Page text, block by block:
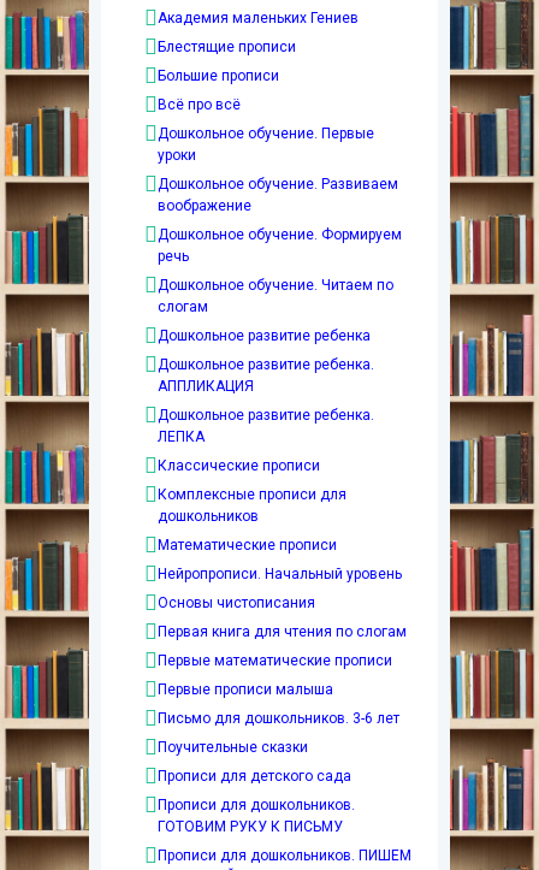
Академия маленьких Гениев
Блестящие прописи
Большие прописи
Всё про всё
Дошкольное обучение. Первые
уроки
Дошкольное обучение. Развиваем
воображение
Дошкольное обучение. Формируем
речь
Дошкольное обучение. Читаем по
слогам
Дошкольное развитие ребенка
Дошкольное развитие ребенка.
АППЛИКАЦИЯ
Дошкольное развитие ребенка.
ЛЕПКА
Классические прописи
Комплексные прописи для
дошкольников
Математические прописи
Нейропрописи. Начальный уровень
Основы чистописания
Первая книга для чтения по слогам
Первые математические прописи
Первые прописи малыша
Письмо для дошкольников. 3-6 лет
Поучительные сказки
Прописи для детского сада
Прописи для дошкольников.
ГОТОВИМ РУКУ К ПИСЬМУ
Прописи для дошкольников. ПИШЕМ